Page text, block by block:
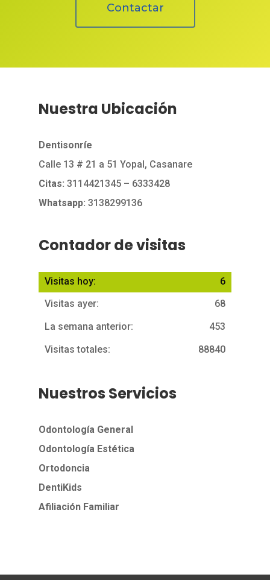
Contactar
Nuestra Ubicación
Dentisonríe
Calle 13 # 21 a 51 Yopal, Casanare
Citas: 3114421345 – 6333428
Whatsapp: 3138299136
Contador de visitas
6
Visitas hoy:
68
Visitas ayer:
453
La semana anterior:
88840
Visitas totales:
Nuestros Servicios
Odontología General
Odontología Estética
Ortodoncia
DentiKids
Afiliación Familiar